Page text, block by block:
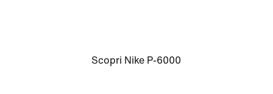
Scopri Nike P-6000